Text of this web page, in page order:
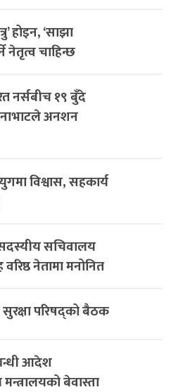
होइन, ‘साझा
नेतृत्व चाहिन्छ
नर्सबीच १९ बुँदे
अनशन
विश्वास, सहकार्य
सदस्यीय सचिवालय
नेतामा मनोनित
परिषद्को बैठक
आदेश
मन्त्रालयको बेवास्ता